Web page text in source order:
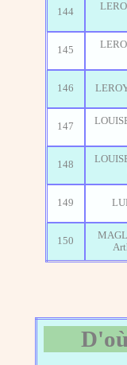
144
145
146
147
148
149
150